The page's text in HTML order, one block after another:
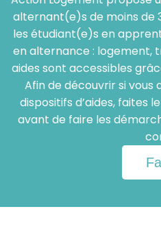
alternant(e)s de moins de
les étudiant(e)s en
en alternance : logement,
aides sont accessibles
Afin de découvrir si vous
dispositifs d’aides, faites
avant de faire les